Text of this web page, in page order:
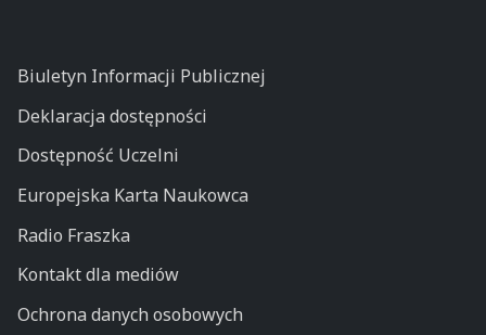
Biuletyn Informacji Publicznej
Deklaracja dostępności
Dostępność Uczelni
Europejska Karta Naukowca
Radio Fraszka
Kontakt dla mediów
Ochrona danych osobowych